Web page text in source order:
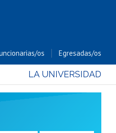
os Egresadas/os
LA UNIVERSIDAD